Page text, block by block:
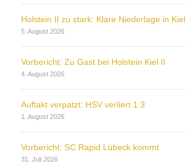
Holstein II zu stark: Klare Niederlage in Kiel
5. August 2026
Vorbericht: Zu Gast bei Holstein Kiel II
4. August 2026
Auftakt verpatzt: HSV verliert 1:3
1. August 2026
Vorbericht: SC Rapid Lübeck kommt
31. Juli 2026